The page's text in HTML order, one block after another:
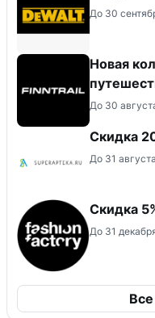
До 30
Новая
До 30
Скидка
До 31
Скидка
До 31